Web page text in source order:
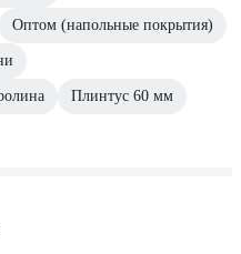
Оптом (напольные покрытия)
Плинтус 60 мм